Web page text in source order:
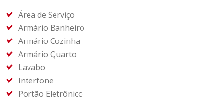
Área de Serviço
Armário Banheiro
Armário Cozinha
Armário Quarto
Lavabo
Interfone
Portão Eletrônico